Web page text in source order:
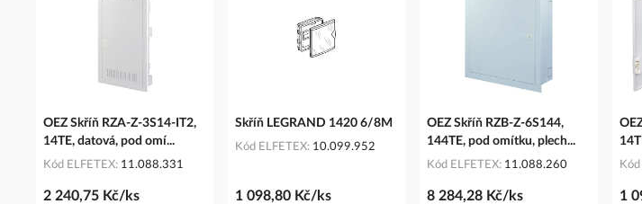
OEZ Skříň RZA-Z-3S14-IT2,
14TE, datová, pod omí...
Kód ELFETEX 11.088.331
2 240,75 Kč/ks
Skříň LEGRAND 1420 6/8M
Kód ELFETEX 10.099.952
1 098,80 Kč/ks
OEZ Skříň RZB-Z-6S144,
144TE, pod omítku, plech...
Kód ELFETEX 11.088.260
8 284,28 Kč/ks 1